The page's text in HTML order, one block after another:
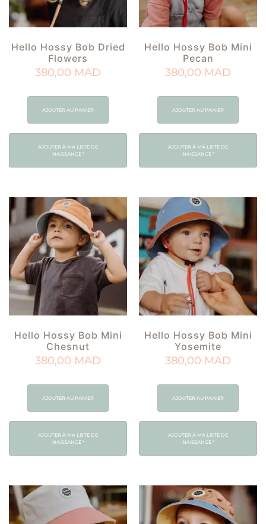
Hello Hossy Bob Dried
Flowers
380,00 MAD
AJOUTER AU PANIER
AJOUTER À MA LISTE DE
NAISSANCE*
Hello Hossy Bob Mini
Pecan
380,00 MAD
AJOUTER AU PANIER
AJOUTER À MA LISTE DE
NAISSANCE*
Hello Hossy Bob Mini
Chesnut
380,00 MAD
AJOUTER AU PANIER
AJOUTER À MA LISTE DE
NAISSANCE*
Hello Hossy Bob Mini
Yosemite
380,00 MAD
AJOUTER AU PANIER
AJOUTER À MA LISTE DE
NAISSANCE*